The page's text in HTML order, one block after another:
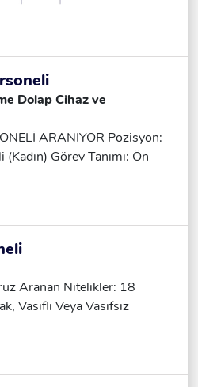
Dolap Cihaz ve
ARANIYOR Pozisyon:
Görev Tanımı: Ön
Telefonların
Vergi Dairesi Işlemlerinin
Haklar: Maaş:
Desteği, SGK. Başvurular
Aranan Nitelikler: 18
Vasıflı Veya Vasıfsız
Uygun, Sorumluluk
SSK Dolgun Ücret